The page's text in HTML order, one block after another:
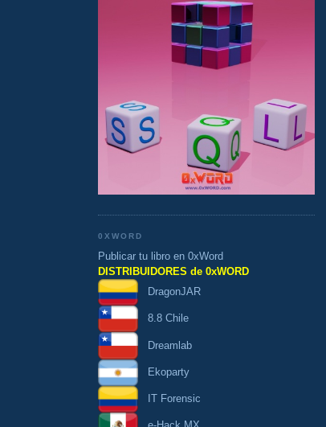
0XWORD
Publicar tu libro en 0xWord
DISTRIBUIDORES de 0xWORD
DragonJAR
8.8 Chile
Dreamlab
Ekoparty
IT Forensic